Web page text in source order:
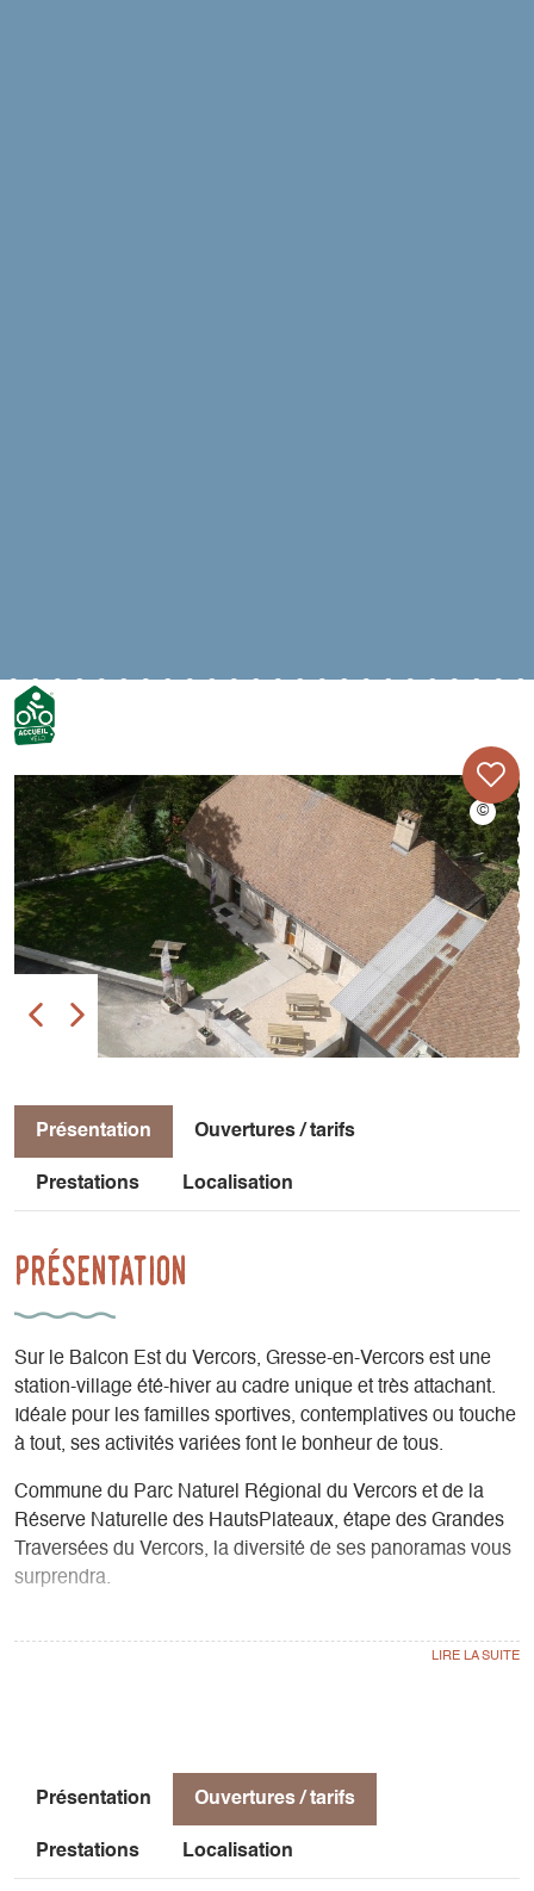
Présentation Ouvertures / tarifs
Prestations Localisation
Présentation
Sur le Balcon Est du Vercors, Gresse-en-Vercors est une
station-village été-hiver au cadre unique et très attachant.
Idéale pour les familles sportives, contemplatives ou touche
à tout, ses activités variées font le bonheur de tous.
Commune du Parc Naturel Régional du Vercors et de la
Réserve Naturelle des HautsPlateaux, étape des Grandes
Traversées du Vercors, la diversité de ses panoramas vous
surprendra.
culminant du Vercors situé à 2341 m d'altitude), et le
terrain d'aventure et d'engagement .
Du sommet des alpages ou du sentier du Balcon-Est, vous
Présentation Ouvertures / tarifs
Prestations Localisation